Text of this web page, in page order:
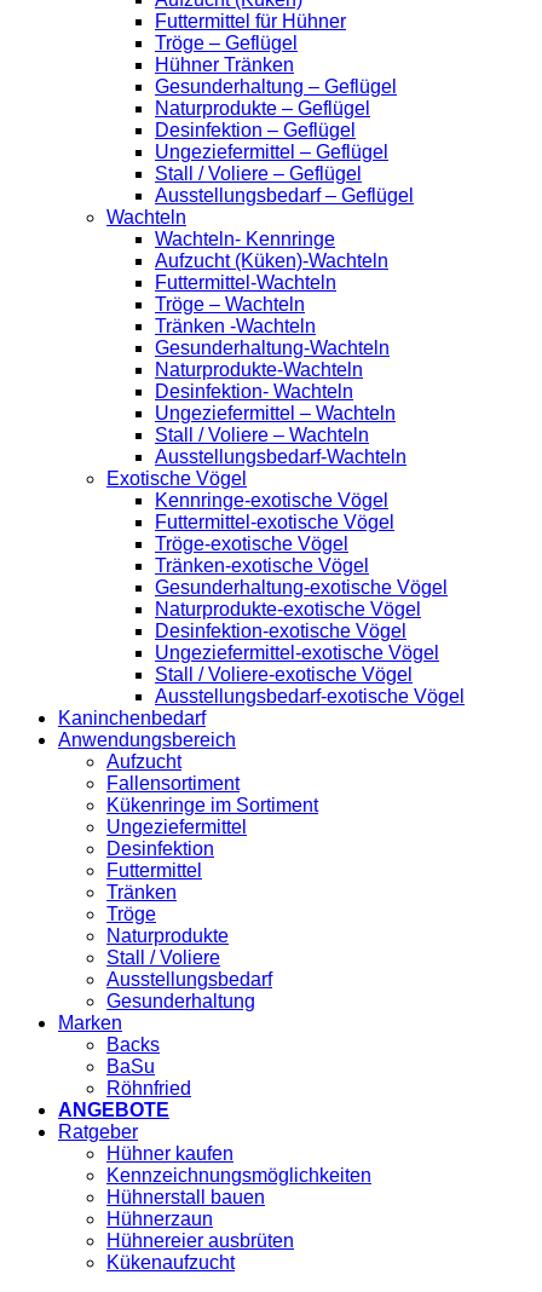
Futtermittel für Hühner
Tröge – Geflügel
Hühner Tränken
Gesunderhaltung – Geflügel
Naturprodukte – Geflügel
Desinfektion – Geflügel
Ungeziefermittel – Geflügel
Stall / Voliere – Geflügel
Ausstellungsbedarf – Geflügel
Wachteln
Wachteln- Kennringe
Aufzucht (Küken)-Wachteln
Futtermittel-Wachteln
Tröge – Wachteln
Tränken -Wachteln
Gesunderhaltung-Wachteln
Naturprodukte-Wachteln
Desinfektion- Wachteln
Ungeziefermittel – Wachteln
Stall / Voliere – Wachteln
Ausstellungsbedarf-Wachteln
Exotische Vögel
Kennringe-exotische Vögel
Futtermittel-exotische Vögel
Tröge-exotische Vögel
Tränken-exotische Vögel
Gesunderhaltung-exotische Vögel
Naturprodukte-exotische Vögel
Desinfektion-exotische Vögel
Ungeziefermittel-exotische Vögel
Stall / Voliere-exotische Vögel
Ausstellungsbedarf-exotische Vögel
Kaninchenbedarf
Anwendungsbereich
Aufzucht
Fallensortiment
Kükenringe im Sortiment
Ungeziefermittel
Desinfektion
Futtermittel
Tränken
Tröge
Naturprodukte
Stall / Voliere
Ausstellungsbedarf
Gesunderhaltung
Marken
Backs
BaSu
Röhnfried
ANGEBOTE
Ratgeber
Hühner kaufen
Kennzeichnungsmöglichkeiten
Hühnerstall bauen
Hühnerzaun
Hühnereier ausbrüten
Kükenaufzucht